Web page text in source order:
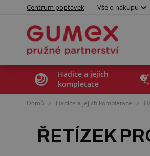
Centrum poptávek Vše o nákupu
Hadice a jejich
kompletace
Domů > Hadice a jejich kompletace >
ŘETÍZEK